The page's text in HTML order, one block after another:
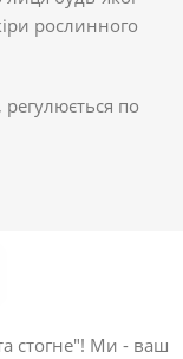
рослинного
по
стогне"! Ми - ваш